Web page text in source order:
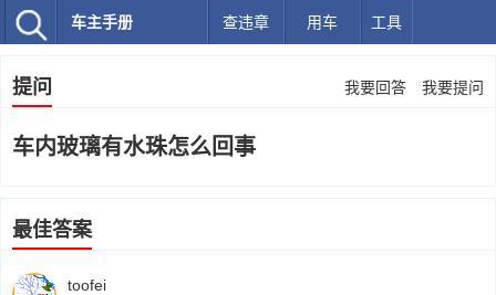
车主手册 查违章 用车 工具
提问 我要回答 我要提问
车内玻璃有水珠怎么回事
最佳答案
toofei